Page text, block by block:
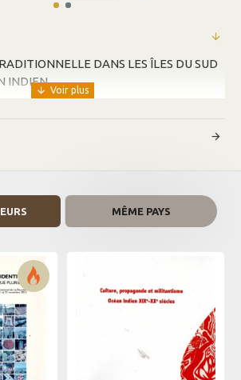
DANS LES ÎLES DU SUD
INDIEN
MÊME PAYS